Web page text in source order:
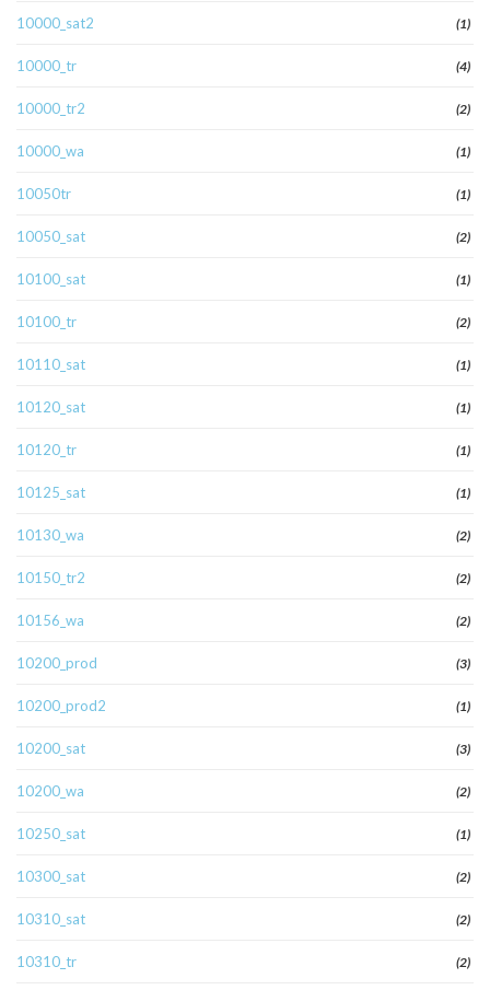
10000_sat2 (1)
10000_tr (4)
10000_tr2 (2)
10000_wa (1)
10050tr (1)
10050_sat (2)
10100_sat (1)
10100_tr (2)
10110_sat (1)
10120_sat (1)
10120_tr (1)
10125_sat (1)
10130_wa (2)
10150_tr2 (2)
10156_wa (2)
10200_prod (3)
10200_prod2 (1)
10200_sat (3)
10200_wa (2)
10250_sat (1)
10300_sat (2)
10310_sat (2)
10310_tr (2)